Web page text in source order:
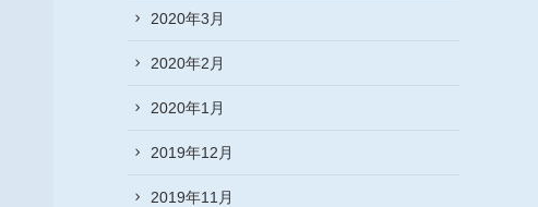
2020年3月
2020年2月
2020年1月
2019年12月
2019年11月